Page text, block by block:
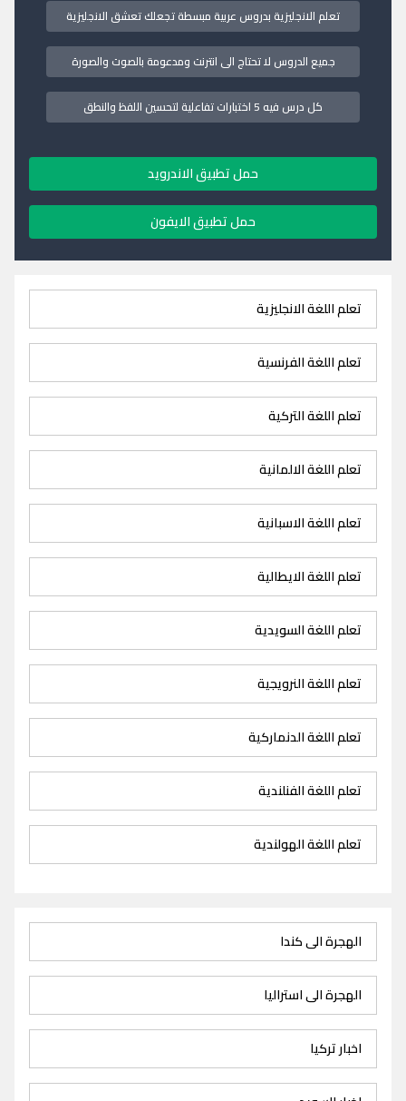
تعلم الانجليزية بدروس عربية مبسطة تجعلك تعشق الانجليزية
جميع الدروس لا تحتاج الى انترنت ومدعومة بالصوت والصورة
كل درس فيه 5 اختبارات تفاعلية لتحسين اللفظ والنطق
حمل تطبيق الاندرويد
حمل تطبيق الايفون
تعلم اللغة الانجليزية
تعلم اللغة الفرنسية
تعلم اللغة التركية
تعلم اللغة الالمانية
تعلم اللغة الاسبانية
تعلم اللغة الايطالية
تعلم اللغة السويدية
تعلم اللغة النرويجية
تعلم اللغة الدنماركية
تعلم اللغة الفنلندية
تعلم اللغة الهولندية
الهجرة الى كندا
الهجرة الى استراليا
اخبار تركيا